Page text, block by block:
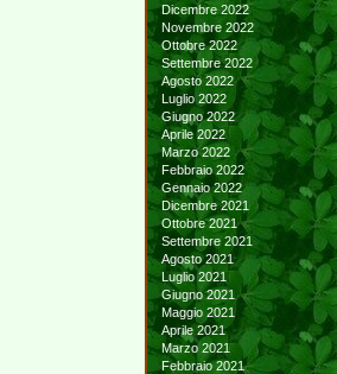
Dicembre 2022
Novembre 2022
Ottobre 2022
Settembre 2022
Agosto 2022
Luglio 2022
Giugno 2022
Aprile 2022
Marzo 2022
Febbraio 2022
Gennaio 2022
Dicembre 2021
Ottobre 2021
Settembre 2021
Agosto 2021
Luglio 2021
Giugno 2021
Maggio 2021
Aprile 2021
Marzo 2021
Febbraio 2021